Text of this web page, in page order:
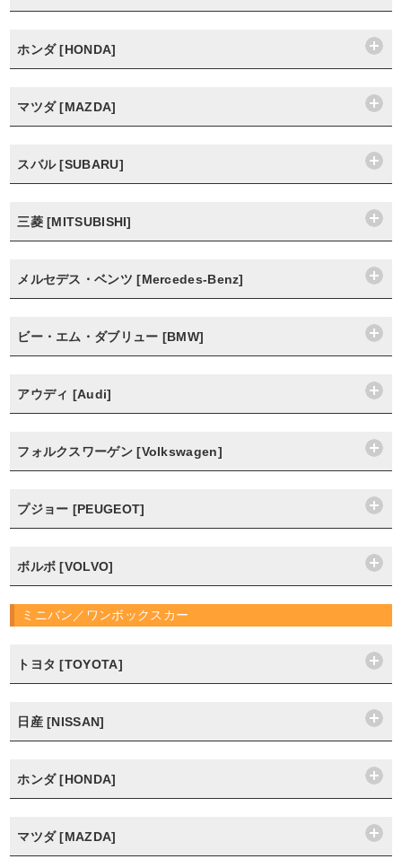
ホンダ [HONDA]
マツダ [MAZDA]
スバル [SUBARU]
三菱 [MITSUBISHI]
メルセデス・ベンツ [Mercedes-Benz]
ビー・エム・ダブリュー [BMW]
アウディ [Audi]
フォルクスワーゲン [Volkswagen]
プジョー [PEUGEOT]
ボルボ [VOLVO]
ミニバン／ワンボックスカー
トヨタ [TOYOTA]
日産 [NISSAN]
ホンダ [HONDA]
マツダ [MAZDA]